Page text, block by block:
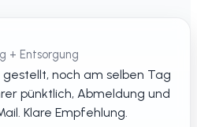
+ Entsorgung
noch am selben Tag
pünktlich, Abmeldung und
Klare Empfehlung.